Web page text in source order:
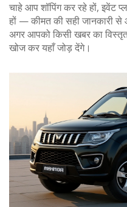
चाहे आप शॉपिंग कर रहे हों, इवेंट
हों — कीमत की सही जानकारी
अगर आपको किसी खबर का
खोज कर यहाँ जोड़ देंगे।